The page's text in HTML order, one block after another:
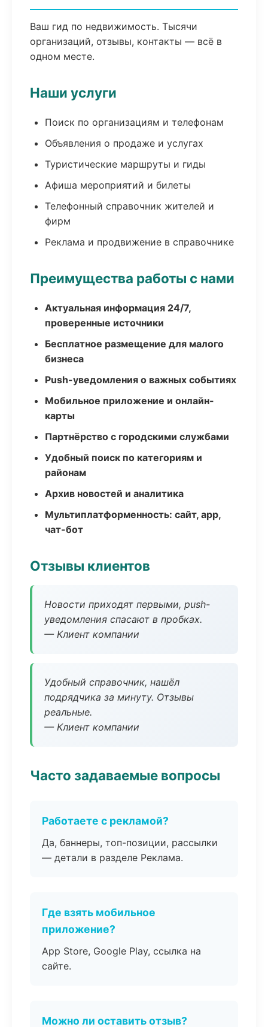
Ваш гид по недвижимость. Тысячи
организаций, отзывы, контакты — всё в
одном месте.
Наши услуги
Поиск по организациям и телефонам
Объявления о продаже и услугах
Туристические маршруты и гиды
Афиша мероприятий и билеты
Телефонный справочник жителей и
фирм
Реклама и продвижение в справочнике
Преимущества работы с нами
Актуальная информация 24/7,
проверенные источники
Бесплатное размещение для малого
бизнеса
Push-уведомления о важных событиях
Мобильное приложение и онлайн-
карты
Партнёрство с городскими службами
Удобный поиск по категориям и
районам
Архив новостей и аналитика
Мультиплатформенность: сайт, app,
чат-бот
Отзывы клиентов
Новости приходят первыми, push-
уведомления спасают в пробках.
— Клиент компании
Удобный справочник, нашёл
подрядчика за минуту. Отзывы
реальные.
— Клиент компании
Часто задаваемые вопросы
Работаете с рекламой?
Да, баннеры, топ-позиции, рассылки
— детали в разделе Реклама.
Где взять мобильное
приложение?
App Store, Google Play, ссылка на
сайте.
Можно ли оставить отзыв?